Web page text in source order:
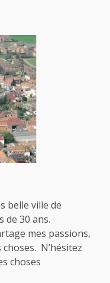
belle ville de
de 30 ans.
mes passions,
N’hésitez
choses